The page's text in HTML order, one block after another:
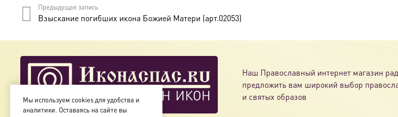
странице
товара.
Предыдущая запись
Взыскание погибших икона Божией Матери (арт.02053)
Наш Православный интернет магазин рад
предложить вам широкий выбор
и святых образов
Мы используем cookies для удобства и
аналитики. Оставаясь на сайте вы